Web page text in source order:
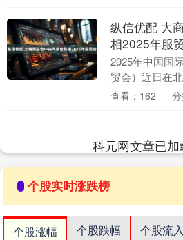
苗、中国珠宝....
纵信优配 大
相2025年服
2025年中国国
贸会）近日在
气象台共同设
查看：162
科元网文章已
个股实时涨跌榜
个股涨幅 个股跌幅 个股流入